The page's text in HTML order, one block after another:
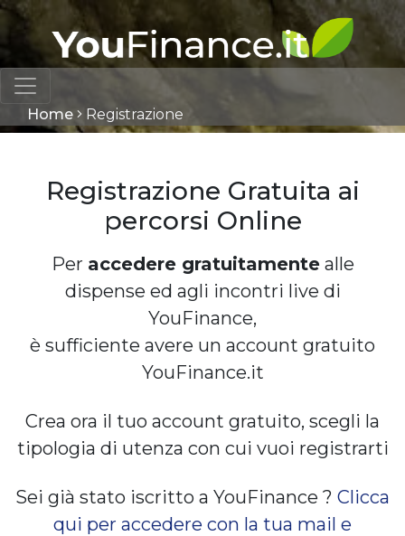
Home Registrazione
Registrazione Gratuita ai
percorsi Online
Per accedere gratuitamentealle
dispense ed agli incontri live di
YouFinance,
è sufficiente avere un account gratuito
YouFinance.it
Crea ora il tuo account gratuito, scegli la
tipologia di utenza con cui vuoi registrarti
Sei già stato iscritto a YouFinance ? Clicca
qui per accedere con la tua mail e